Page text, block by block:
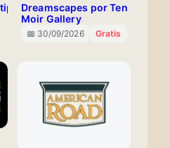
collage
Dreamscapes por Ten
Moir Gallery
📅 30/09/2026 Gratis